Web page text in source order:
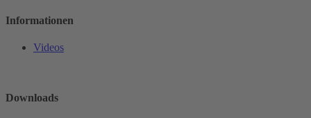
Informationen
Videos
Downloads